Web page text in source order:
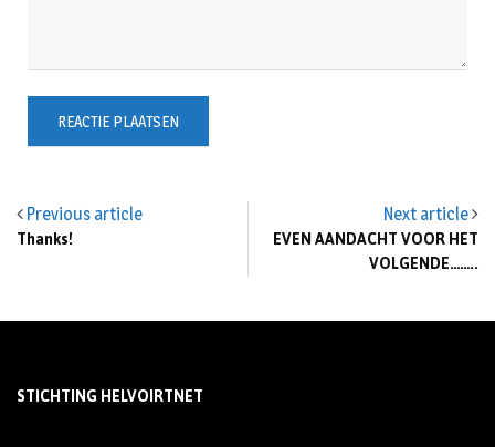
Previous article
Thanks!
Next article
EVEN AANDACHT VOOR HET
VOLGENDE……..
STICHTING HELVOIRTNET